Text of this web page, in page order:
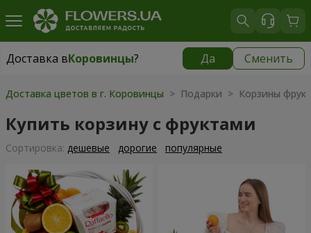
Доставка вКоровинцы? Да Сменить
Доставка вКоровинцы|
Доставка цветов в г. Коровинцы > Подарки > Корзины
Купить корзину с фруктами
Cортировка: дешевые дорогие популярные